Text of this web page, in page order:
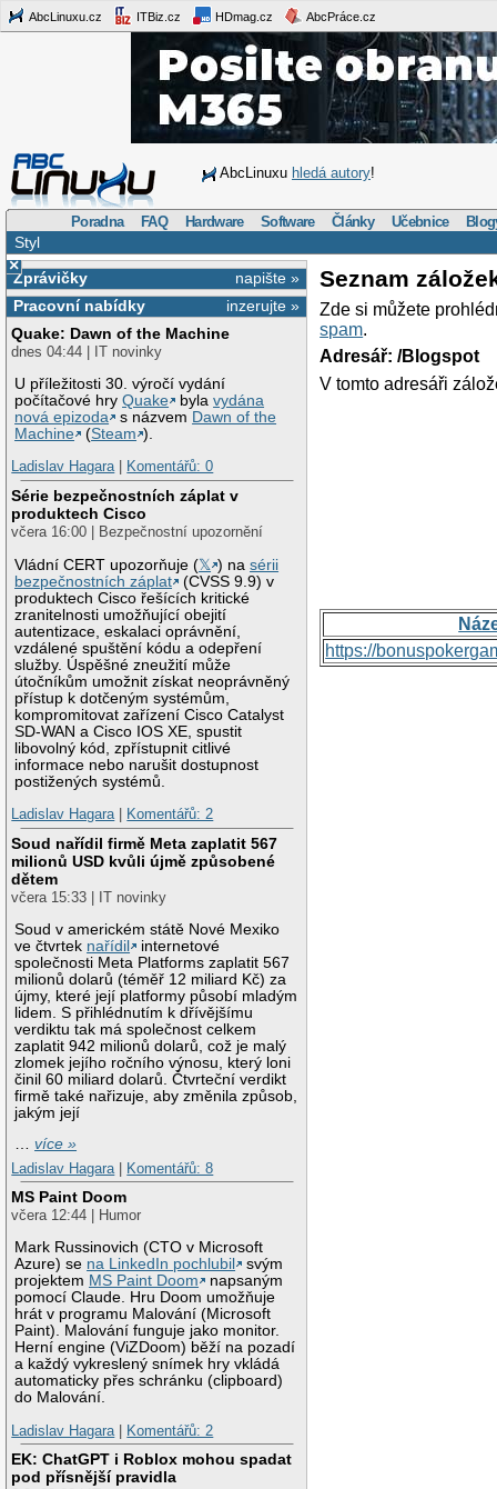
AbcLinuxu.cz ITBiz.cz HDmag.cz AbcPráce.cz
AbcLinuxu hledá autory!
Poradna FAQ Hardware Software Články Učebnice
Styl
×
napište »
Zprávičky
inzerujte »
Pracovní nabídky
Quake: Dawn of the Machine
dnes 04:44 | IT novinky
U příležitosti 30. výročí vydání
počítačové hryQuake bylavydána
nová epizoda
s názvem Dawn of the
Machine
(Steam ).
Ladislav Hagara| Komentářů: 0
Série bezpečnostních záplat v
produktech Cisco
včera 16:00 | Bezpečnostní upozornění
Vládní CERT upozorňuje (𝕏 ) nasérii
bezpečnostních záplat
(CVSS 9.9) v
produktech Cisco řešících kritické
zranitelnosti umožňující obejití
autentizace, eskalaci oprávnění,
vzdálené spuštění kódu a odepření
služby. Úspěšné zneužití může
útočníkům umožnit získat neoprávněný
přístup k dotčeným systémům,
kompromitovat zařízení Cisco Catalyst
SD-WAN a Cisco IOS XE, spustit
libovolný kód, zpřístupnit citlivé
informace nebo narušit dostupnost
postižených systémů.
Ladislav Hagara| Komentářů: 2
Soud nařídil firmě Meta zaplatit 567
milionů USD kvůli újmě způsobené
dětem
včera 15:33 | IT novinky
Soud v americkém státě Nové Mexiko
ve čtvrtek nařídil
internetové
společnosti Meta Platforms zaplatit 567
milionů dolarů (téměř 12 miliard Kč) za
újmy, které její platformy působí mladým
lidem. S přihlédnutím k dřívějšímu
verdiktu tak má společnost celkem
zaplatit 942 milionů dolarů, což je malý
zlomek jejího ročního výnosu, který loni
činil 60 miliard dolarů. Čtvrteční verdikt
firmě také nařizuje, aby změnila způsob,
jakým její
…více »
Ladislav Hagara
Komentářů: 8
MS Paint Doom
včera 12:44 | Humor
Mark Russinovich (CTO v Microsoft
Azure) se na LinkedIn pochlubil
svým
projektem MS Paint Doom
napsaným
pomocí Claude. Hru Doom umožňuje
hrát v programu Malování (Microsoft
Paint). Malování funguje jako monitor.
Herní engine (ViZDoom) běží na pozadí
a každý vykreslený snímek hry vkládá
automaticky přes schránku (clipboard)
do Malování.
Ladislav Hagara
Komentářů: 2
EK: ChatGPT i Roblox mohou spadat
pod přísnější pravidla
Seznam
Zde si můžete
spam.
Adresář: /Blogspot
V tomto adresáři
https://